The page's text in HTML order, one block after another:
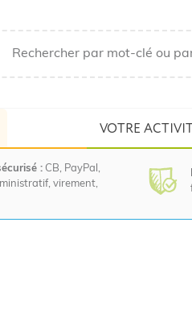
VOTRE
: CB, PayPal,
virement,